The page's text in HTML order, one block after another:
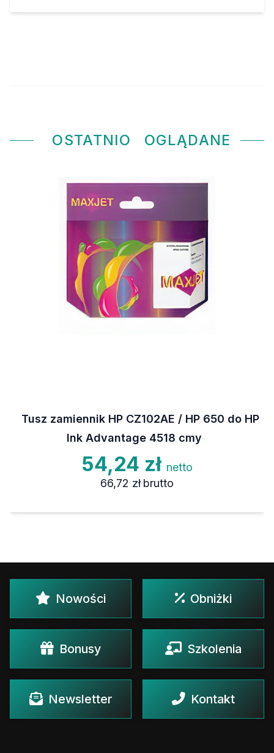
OSTATNIO OGLĄDANE
Tusz zamiennik HP CZ102AE / HP 650 do HP
Ink Advantage 4518 cmy
54,24 zł netto
66,72 zł brutto
Nowości Obniżki
Bonusy Szkolenia
Newsletter Kontakt